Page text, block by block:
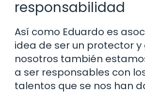
responsabilidad
Así como Eduardo es
idea de ser un protector y
nosotros también
a ser responsables con
talentos que se nos han